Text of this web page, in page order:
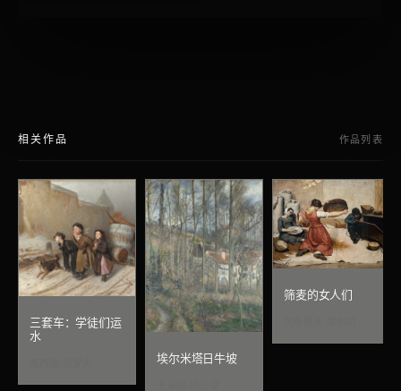
相关作品 作品列表
三套车：学徒们运
水
埃尔米塔日牛坡
筛麦的女人们